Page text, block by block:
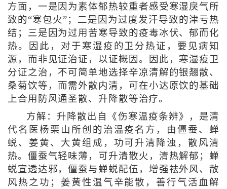
方面，一是因为素体郁热较重者感受寒湿戾气所
致的“寒包火”；二是因为过度发汗导致的津亏热
结；三是因为过用苦寒导致的疫毒冰伏、郁而化
热。因此，对于寒湿疫的卫分热证，要见病知
源，而非见证治证，以证概因。因此，寒湿疫卫
分证之治，不可简单地选择辛凉清解的银翘散、
桑菊饮等，而需外散内清，可在小达原饮的基础
上合用防风通圣散、升降散等治疗。
方解：升降散出自《伤寒温疫条辨》，是清
代名医杨栗山所创的治温疫名方，由僵蚕、蝉
蜕、姜黄、大黄组成，功可升清降浊，散风清
热。僵蚕气轻味薄，可升清散火，清热解郁；蝉
蜕宣透达邪，僵蚕与蝉蜕配伍，增强祛外风、散
风热之功；姜黄性温气辛能散，善行气活血解